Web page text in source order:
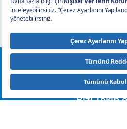
0212
Bizi Takip